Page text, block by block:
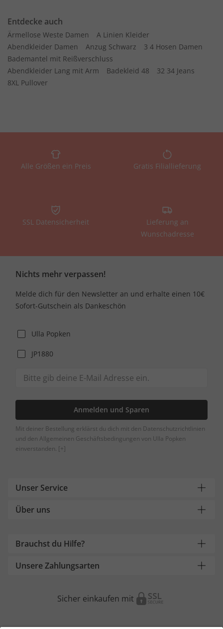
Entdecke auch
Ärmellose Weste Damen
A Linien Kleider
Abendkleider Damen
Anzug Schwarz
3 4 Hosen Damen
Bademantel mit Reißverschluss
Abendkleider Lang mit Arm
Badekleid 48
32 34 Jeans
8XL Pullover
Alle Größen ein Preis Gratis Filiallieferung
SSL Datensicherheit
Lieferung an
Wunschadresse
Nichts mehr verpassen!
Melde dich für den Newsletter an und erhalte einen 10€
Sofort-Gutschein als Dankeschön
Ulla Popken
JP1880
Anmelden und Sparen
Mit deiner Bestellung erklärst du dich mit den Datenschutzrichtlinien
und den Allgemeinen Geschäftsbedingungen von Ulla Popken
einverstanden. [+]
Unser Service
Über uns
Brauchst du Hilfe?
Unsere Zahlungsarten
Sicher einkaufen mit